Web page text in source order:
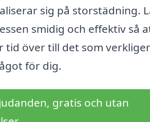
sig på storstädning.
smidig och effektiv så
tid över till det som
för dig.
gratis och utan